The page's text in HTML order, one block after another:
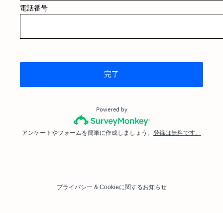
電話番号
完了
Powered by
アンケートやフォームを簡単に作成しましょう。 登録は無料です。
プライバシー & Cookieに関するお知らせ